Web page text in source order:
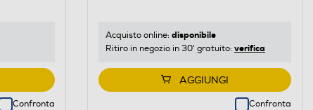
Confronta
Acquisto online: disponibile
Ritiro in negozio in 30' gratuito: verifica
AGGIUNGI
Confronta